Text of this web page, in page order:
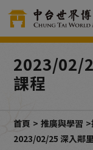
2023/02/
課程
首頁 推廣與學習
2023/02/25 深入鄰
Cookie管理面板